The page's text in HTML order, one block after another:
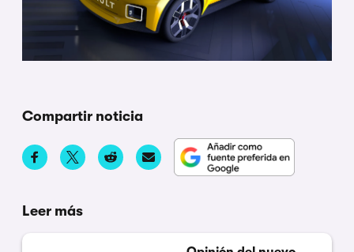
Compartir noticia
Leer más